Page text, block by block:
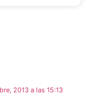
2013 a las 15:13